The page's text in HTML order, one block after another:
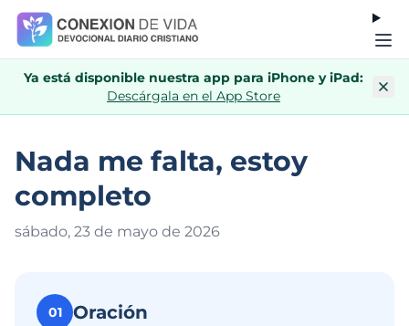
Ya está disponible nuestra app para iPhone y iPad:
Descárgala en el App Store
Nada me falta, estoy
completo
sábado, 23 de mayo de 2026
01 Oración